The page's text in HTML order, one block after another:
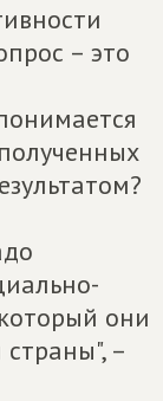
– это
они
–